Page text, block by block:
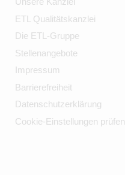
ETL Qualitätskanzlei
Die ETL-Gruppe
Stellenangebote
Impressum
Barrierefreiheit
Datenschutzerklärung
Cookie-Einstellungen prüfen